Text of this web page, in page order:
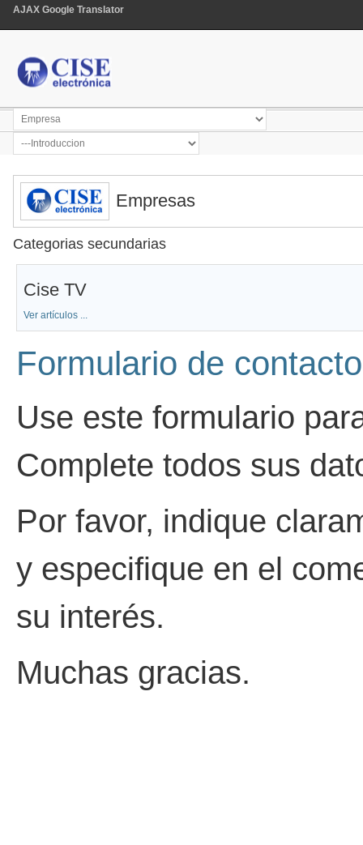
AJAX Google Translator
Empresas
Categorias secundarias
Cise TV
Ver artículos ...
Formulario de contacto
Use este formulario
Complete todos sus
Por favor, indique
y especifique en el
su interés.
Muchas gracias.